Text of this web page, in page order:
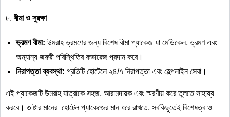
৮.বীমা ও সুরক্ষা
ভ্রমণ বীমা: উমরাহ ভ্রমণের জন্য বিশেষ বীমা প্যাকেজ যা মেডিকেল, ভ্রমণ এবং
অন্যান্য জরুরী পরিস্থিতির কভারেজ প্রদান করে।
নিরাপত্তা ব্যবস্থা: প্রতিটি হোটেলে ২৪/৭ নিরাপত্তা এবং হেল্পলাইন সেবা।
এই প্যাকেজটি উমরাহ যাত্রাকে সহজ, আরামদায়ক এবং স্মরণীয় করে তুলতে সাহায্য
করবে। ৩ ষ্টার মানের হোটেল প্যাকেজের মান ধরে রাখতে, সবকিছুতেই বিশেষত্ব ও